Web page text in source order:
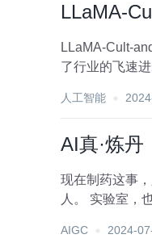
LLaMA-
LLaMA-Cult-and-More：深度学习的新里程
了行业的飞速
人工智能
AI真·炼
现在制药这事，
人。 实验室，也没有人。 相比以往充斥着科学家、研究员的实验室，它更多的是把机械臂和AI系统塞了进去，主打的就是一个全自
AIGC 2024-